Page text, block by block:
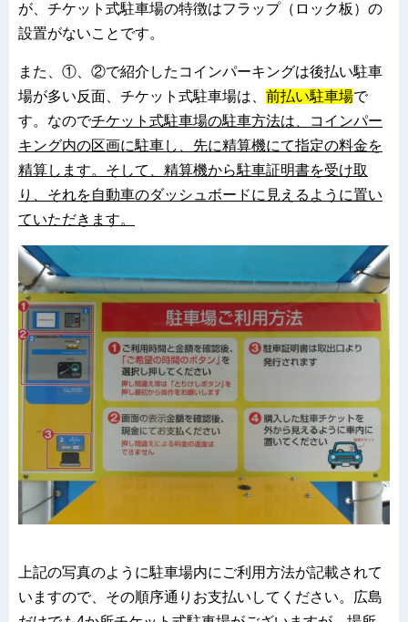
が、チケット式駐車場の特徴はフラップ（ロック板）の
設置がないことです。
また、①、②で紹介したコインパーキングは後払い駐車
場が多い反面、チケット式駐車場は、 前払い駐車場で
す。なのでチケット式駐車場の駐車方法は、コインパー
キング内の区画に駐車し、先に精算機にて指定の料金を
精算します。そして、精算機から駐車証明書を受け取
り、それを自動車のダッシュボードに見えるように置い
ていただきます。
上記の写真のように駐車場内にご利用方法が記載されて
いますので、その順序通りお支払いしてください。広島